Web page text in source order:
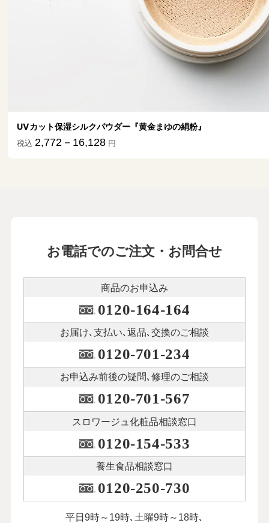
風を感じるショーツ 3枚組
税込 5,280 円
お電話でのご注文・お問合せ
商品のお申込み
0120-164-164
お届け､支払い､ 返品､交換のご相談
0120-701-234
お申込み前後の疑問､修理のご相談
0120-701-567
スロワージュ化粧品相談窓口
0120-154-533
養生食品相談窓口
0120-250-730
平日9時～19時､土曜9時～18時､